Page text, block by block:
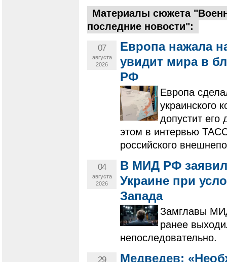
Материалы сюжета
последние новости":
07
августа
2026
Европа нажала
увидит мира в
РФ
Европа
украинского
допустит его
этом в интервью
российского
04
августа
2026
В МИД РФ
Украине при
Запада
Замглавы
ранее
непоследовательно.
29 Медведев: